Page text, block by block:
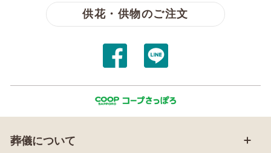
供花・供物のご注文
葬儀について